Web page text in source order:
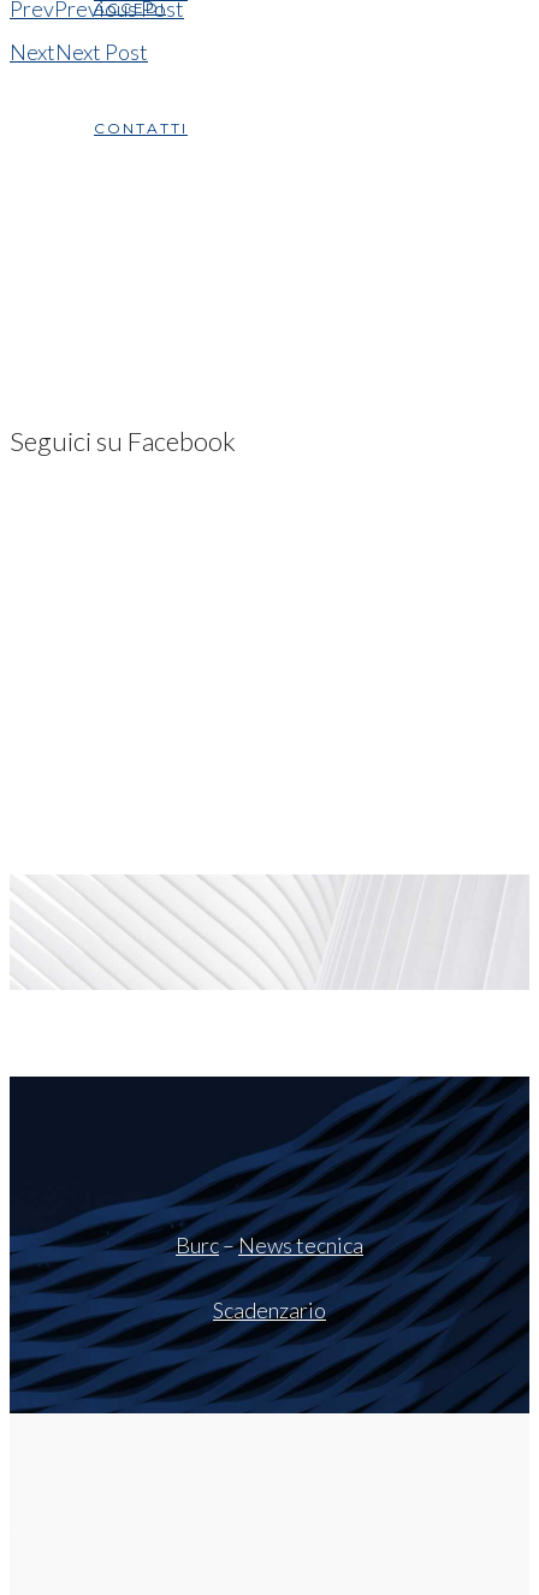
ACCEDI
CONTATTI
PrevPrevious Post
NextNext Post
Seguici su Facebook
Burc–News tecnica
Scadenzario